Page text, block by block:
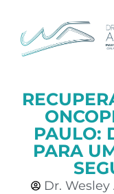
PAULO:
PARA
Dr.